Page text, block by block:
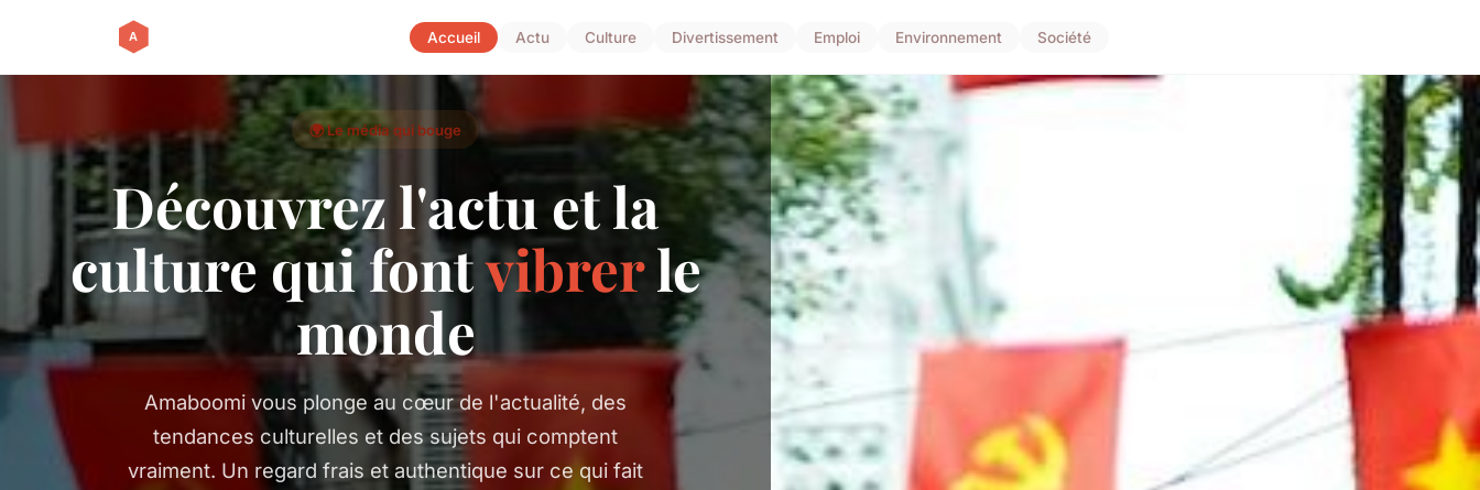
Accueil Actu Culture Divertissement Emploi Environnement Société
🌍 Le média qui bouge
Découvrez l'actu et la
culture qui fontvibrerle
monde
Amaboomi vous plonge au cœur de l'actualité, des
tendances culturelles et des sujets qui comptent
vraiment. Un regard frais et authentique sur ce qui fait